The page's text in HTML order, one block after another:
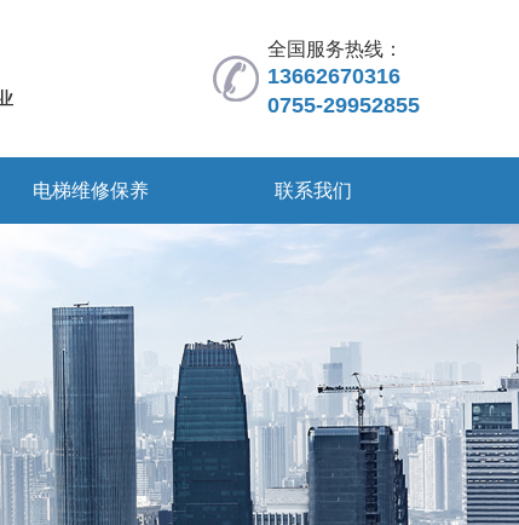
全国服务热线：
13662670316
0755-29952855
电梯维修保养 联系我们